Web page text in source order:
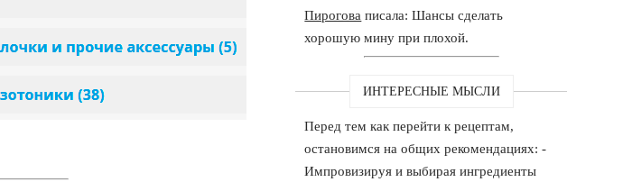
Пирогова писала: Шансы сделать
хорошую мину при плохой.
ИНТЕРЕСНЫЕ МЫСЛИ
Перед тем как перейти к рецептам,
остановимся на общих рекомендациях: -
Импровизируя и выбирая ингредиенты